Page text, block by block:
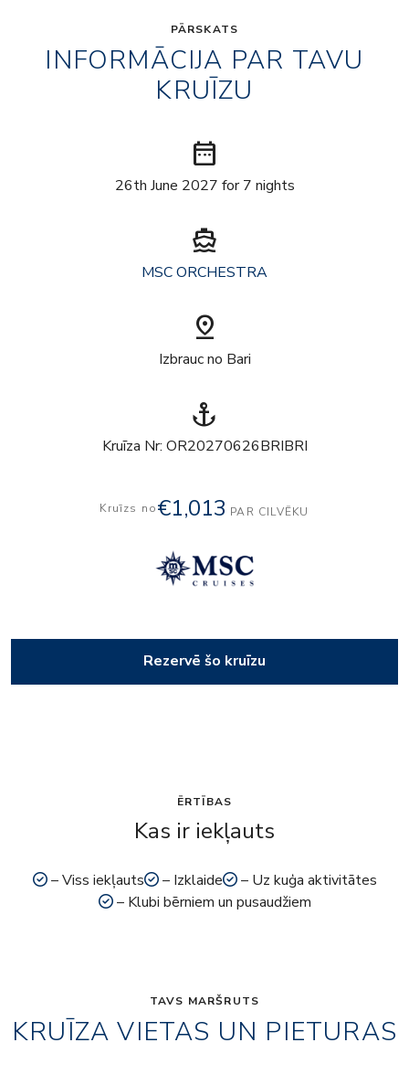
PĀRSKATS
INFORMĀCIJA PAR TAVU
KRUĪZU
date_range
26th June 2027 for 7 nights
directions_boat
MSC ORCHESTRA
pin_drop
Izbrauc no Bari
anchor
Kruīza Nr: OR20270626BRIBRI
Kruīzs no€1,013 PAR CILVĒKU
Rezervē šo kruīzu
ĒRTĪBAS
Kas ir iekļauts
– Viss iekļauts – Izklaide
– Uz kuģa aktivitātes
– Klubi bērniem un pusaudžiem
TAVS MARŠRUTS
KRUĪZA VIETAS UN PIETURAS